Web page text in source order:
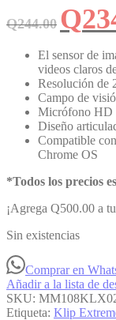
Q244.00
El
precio
original
era:
Q244.00.
Q
El sensor de
videos claros
Resolución de
Campo de
Micrófono HD
Diseño
Compatible
Chrome OS
*Todos los precios
¡Agrega Q500.00 a
Sin existencias
Comprar en
Añadir a la lista de
SKU:
Etiqueta: Klip